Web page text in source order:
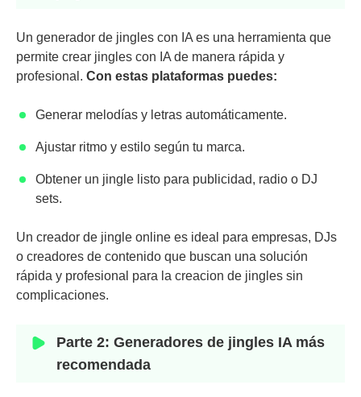
Un generador de jingles con IA es una herramienta que
permite crear jingles con IA de manera rápida y
profesional. Con estas plataformas puedes:
Generar melodías y letras automáticamente.
Ajustar ritmo y estilo según tu marca.
Obtener un jingle listo para publicidad, radio o DJ
sets.
Un creador de jingle online es ideal para empresas, DJs
o creadores de contenido que buscan una solución
rápida y profesional para la creacion de jingles sin
complicaciones.
Parte 2: Generadores de jingles IA más
recomendada